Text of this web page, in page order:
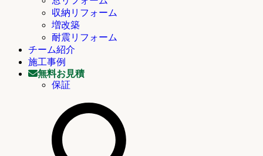
収納リフォーム
増改築
耐震リフォーム
チーム紹介
施工事例
無料お見積
保証